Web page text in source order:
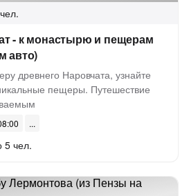
- к монастырю и пещерам
авто)
древнего Наровчата, узнайте
пещеры. Путешествие
5 чел.